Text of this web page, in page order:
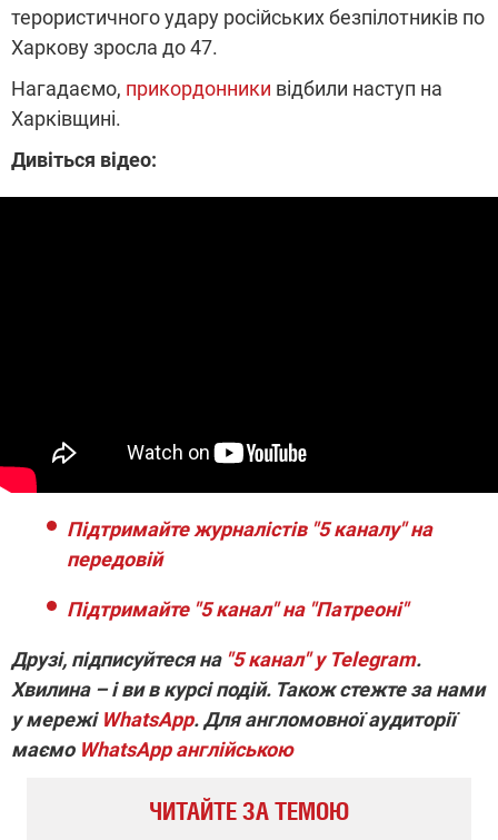
терористичного удару російських безпілотників по
Харкову зросла до 47.
Нагадаємо, прикордонники відбили наступ на
Харківщині.
Дивіться відео:
Підтримайте журналістів "5 каналу" на
передовій
Підтримайте "5 канал" на "Патреоні"
Друзі, підписуйтеся на "5 канал" у Telegram.
Хвилина – і ви в курсі подій. Також стежте за нами
у мережі WhatsApp. Для англомовної аудиторії
маємо WhatsApp англійською
ЧИТАЙТЕ ЗА ТЕМОЮ